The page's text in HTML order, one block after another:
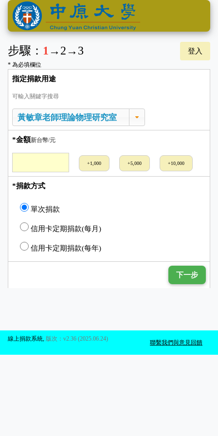
步驟： 1→ 2→ 3 登入
* 為必填欄位
指定捐款用途
可輸入關鍵字搜尋
*金額新台幣/元
+1,000 +5,000 +10,000
*捐款方式
單次捐款
信用卡定期捐款(每月)
信用卡定期捐款(每年)
下一步
聯繫我們與意見回饋
線上捐款系統 版次：v2.36 (2025.06.24)